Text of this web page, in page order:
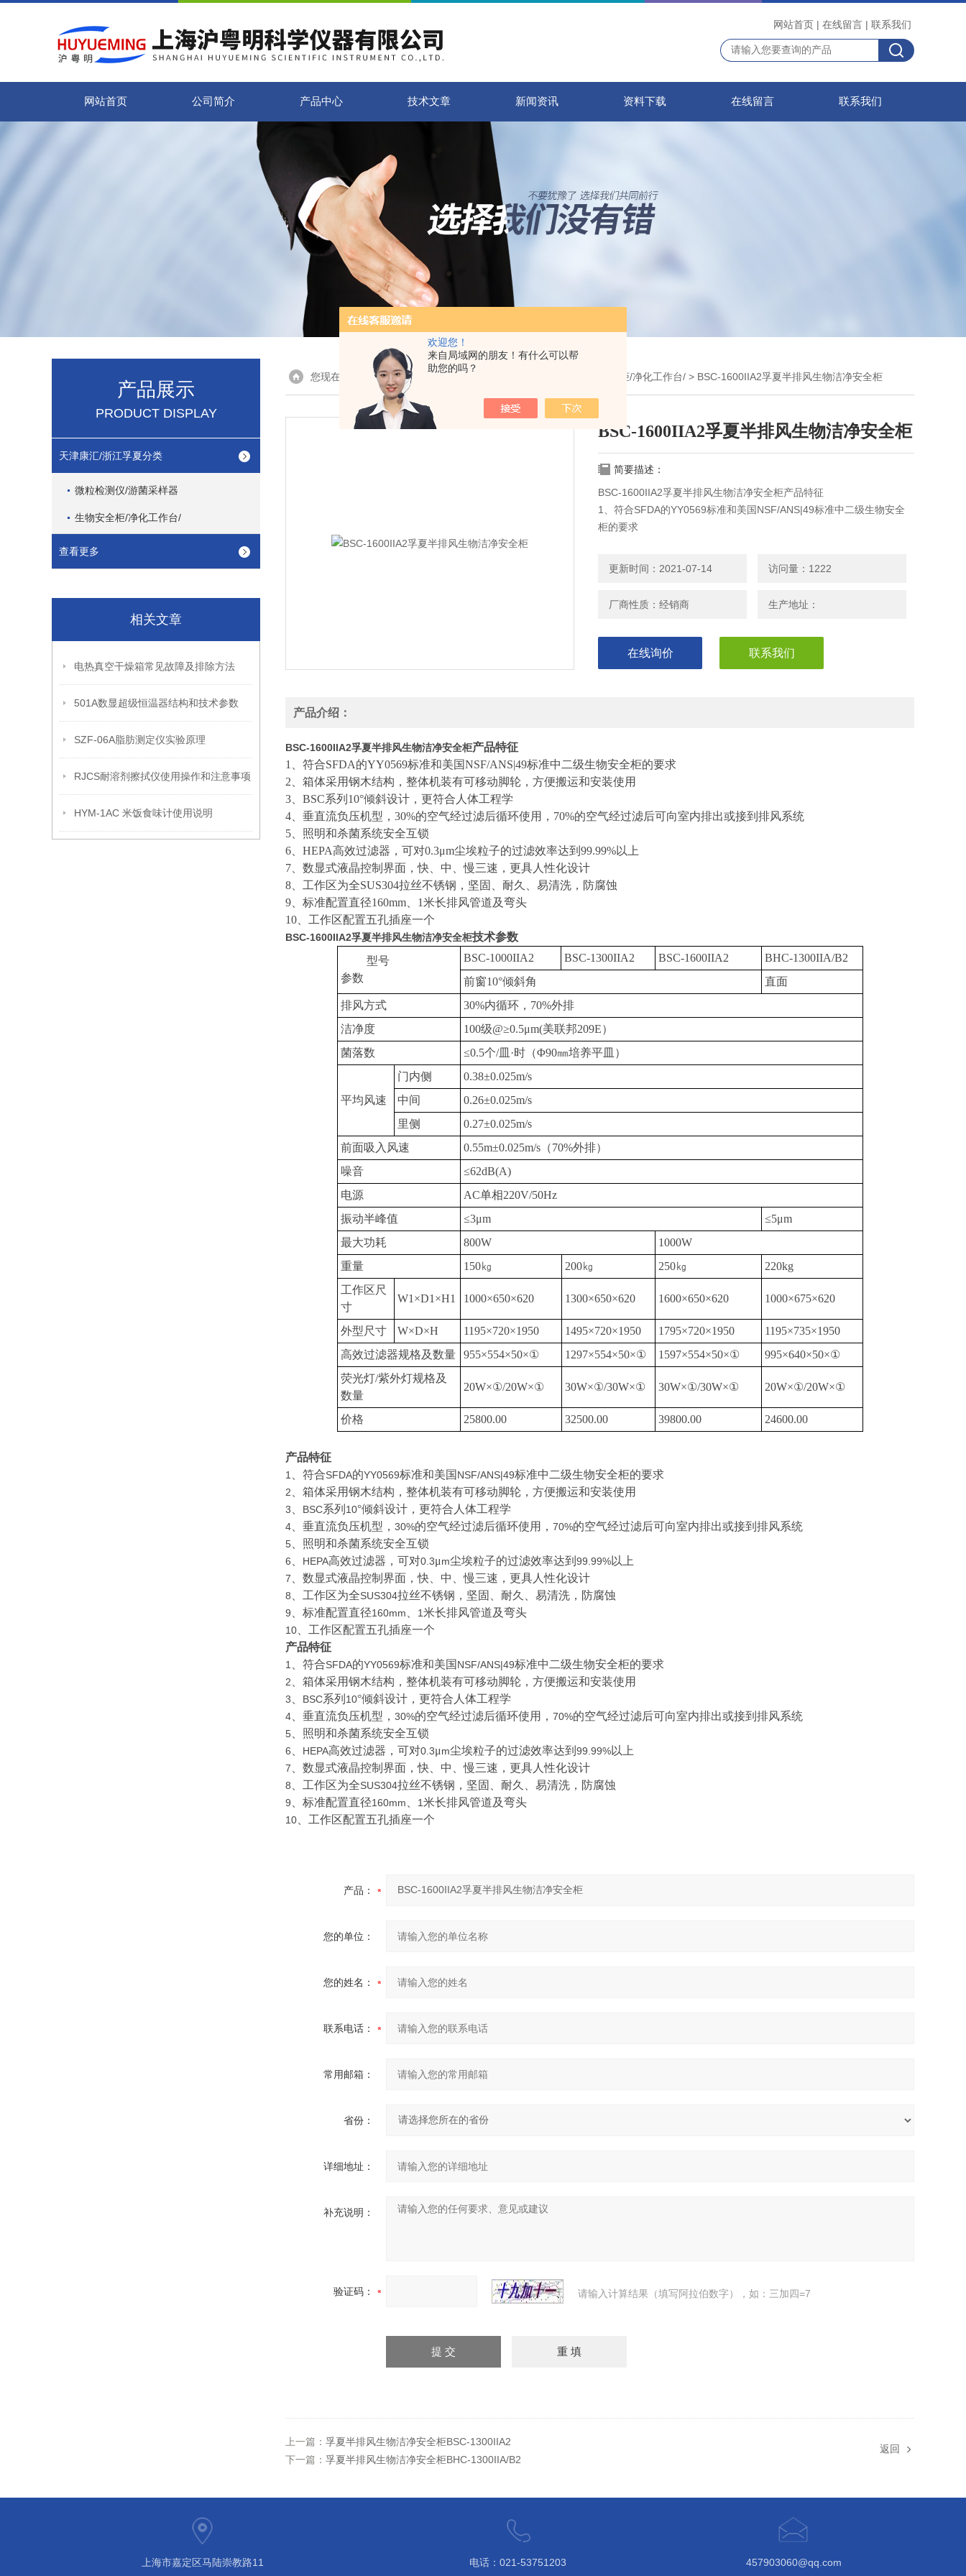
欢迎您！
来自局域网的朋友！有什么可以帮
助您的吗？
网站首页 | 在线留言 | 联系我们
网站首页 公司简介 产品中心 技术文章 新闻资讯 资料下载 在线留言 联系我们
产品展示
PRODUCT DISPLAY
天津康汇/浙江孚夏分类
微粒检测仪/游菌采样器
生物安全柜/净化工作台/
查看更多
相关文章
电热真空干燥箱常见故障及排除方法
501A数显超级恒温器结构和技术参数
SZF-06A脂肪测定仪实验原理
RJCS耐溶剂擦拭仪使用操作和注意事项
HYM-1AC 米饭食味计使用说明
您现在的位置：首页> 产品展示 > 天津康汇/浙江孚夏分类 生物安全柜/净化工作台/ > BSC-1600IIA2孚夏半排风生物洁净安全柜
BSC-1600IIA2孚夏半排风生物洁净安全柜
简要描述：
BSC-1600IIA2孚夏半排风生物洁净安全柜产品特征
1、符合SFDA的YY0569标准和美国NSF/ANS|49标准中二级生物安全
柜的要求
3、BSC系列10&amp;amp;amp;#176;倾斜设计，更符合人体工程学
更新时间：2021-07-14 访问量：1222
厂商性质：经销商 生产地址：
在线询价 联系我们
产品介绍：
BSC-1600IIA2孚夏半排风生物洁净安全柜产品特征
1
、符合SFDA的YY0569标准和美国NSF/ANS|49标准中二级生物安全柜的要求
2 、箱体采用钢木结构，整体机装有可移动脚轮，方便搬运和安装使用
3
BSC系列 10°倾斜设计，更符合人体工程学
4 、垂直流负压机型， 30%的空气经过滤后循环使用， 70%的空气经过滤后可向室内排出或接到排风系统
5 、照明和杀菌系统安全互锁
6
HEPA高效过滤器，可对0.3μm尘埃粒子的过滤效率达到 99.99%以上
7 、数显式液晶控制界面，快、中、慢三速，更具人性化设计
8 、工作区为全SUS304拉丝不锈钢，坚固、耐久、易清洗，防腐蚀
9 、标准配置直径160mm 1米长排风管道及弯头
10 、工作区配置五孔插座一个
BSC-1600IIA2孚夏半排风生物洁净安全柜技术参数
型号
参数
BSC-1000IIA2 BSC-1300IIA2 BSC-1600IIA2
BHC-1300IIA/B2
前窗10°倾斜角
直面
排风方式
30%内循环， 70%外排
洁净度
100级@≥0.5μm(美联邦209E）
菌落数
≤0.5个/皿·时（Φ90㎜培养平皿）
平均风速
门内侧 0.38±0.025m/s
中间
0.26±0.025m/s
里侧
0.27±0.025m/s
前面吸入风速
0.55m±0.025m/s（70%外排）
噪音
≤62dB(A)
电源
AC单相220V/50Hz
振动半峰值
≤3μm ≤5μm
最大功耗
800W
1000W
重量
150㎏ 200㎏ 250㎏
220kg
工作区尺
寸
W1 ×D1 ×H1 1000×650×620 1300×650×620 1600×650×620 1000×675×620
外型尺寸 W×D×H 1195×720×1950 1495×720×1950 1795×720×1950 1195×735×1950
高效过滤器规格及数量
955×554×50×① 1297×554×50×① 1597×554×50×① 995×640×50×①
荧光灯/紫外灯规格及
数量
20W×①/20W×① 30W×①/30W×① 30W×①/30W×① 20W×①/20W×①
价格 25800.00 32500.00 39800.00 24600.00
产品特征
1 、符合SFDA的YY0569标准和美国 NSF/ANS|49标准中二级生物安全柜的要求
2 、箱体采用钢木结构，整体机装有可移动脚轮，方便搬运和安装使用
3 BSC系列 10°倾斜设计，更符合人体工程学
4 、垂直流负压机型， 30%的空气经过滤后循环使用， 70%的空气经过滤后可向室内排出或接到排风系统
5 、照明和杀菌系统安全互锁
6 HEPA高效过滤器，可对0.3μm尘埃粒子的过滤效率达到 99.99%以上
7 、数显式液晶控制界面，快、中、慢三速，更具人性化设计
8 、工作区为全SUS304拉丝不锈钢，坚固、耐久、易清洗，防腐蚀
9 、标准配置直径160mm 1米长排风管道及弯头
10 、工作区配置五孔插座一个
产品特征
1 、符合SFDA的YY0569标准和美国 NSF/ANS|49标准中二级生物安全柜的要求
2 、箱体采用钢木结构，整体机装有可移动脚轮，方便搬运和安装使用
3 BSC系列 10°倾斜设计，更符合人体工程学
4 、垂直流负压机型， 30%的空气经过滤后循环使用， 70%的空气经过滤后可向室内排出或接到排风系统
5 、照明和杀菌系统安全互锁
6 HEPA高效过滤器，可对0.3μm尘埃粒子的过滤效率达到 99.99%以上
7 、数显式液晶控制界面，快、中、慢三速，更具人性化设计
8 、工作区为全SUS304拉丝不锈钢，坚固、耐久、易清洗，防腐蚀
9 、标准配置直径160mm 1米长排风管道及弯头
10 、工作区配置五孔插座一个
产品：
您的单位：
您的姓名：
联系电话：
常用邮箱：
省份：
详细地址：
补充说明：
验证码： 请输入计算结果（填写阿拉伯数字），如：三加四=7
上一篇： 孚夏半排风生物洁净安全柜BSC-1300IIA2
下一篇： 孚夏半排风生物洁净安全柜BHC-1300IIA/B2
返回
上海市嘉定区马陆崇教路11 电话：021-53751203 457903060@qq.com